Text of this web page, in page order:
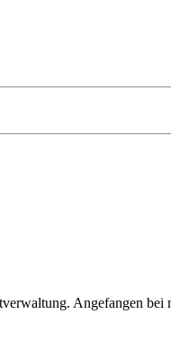
Angefangen